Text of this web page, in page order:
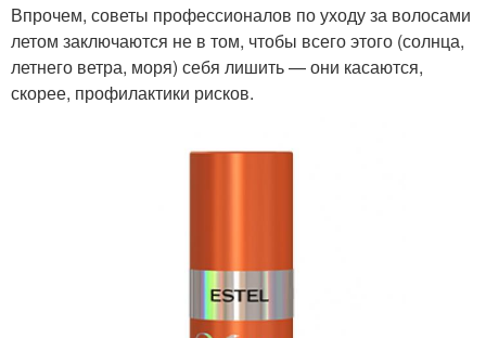
Впрочем, советы профессионалов по уходу за волосами
летом заключаются не в том, чтобы всего этого (солнца,
летнего ветра, моря) себя лишить — они касаются,
скорее, профилактики рисков.